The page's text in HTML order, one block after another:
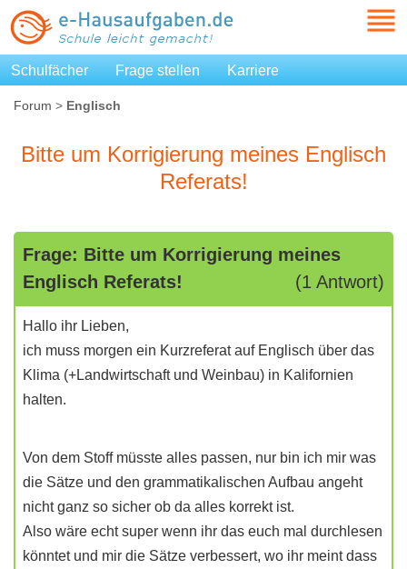
Schulfächer Frage stellen Karriere
Forum > Englisch
Bitte um Korrigierung meines Englisch
Referats!
Frage: Bitte um Korrigierung meines
Englisch Referats!
(1 Antwort)
Hallo ihr Lieben,
ich muss morgen ein Kurzreferat auf Englisch über das
Klima (+Landwirtschaft und Weinbau) in Kalifornien
halten.
Von dem Stoff müsste alles passen, nur bin ich mir was
die Sätze und den grammatikalischen Aufbau angeht
nicht ganz so sicher ob da alles korrekt ist.
Also wäre echt super wenn ihr das euch mal durchlesen
könntet und mir die Sätze verbessert, wo ihr meint dass